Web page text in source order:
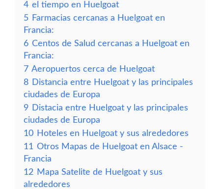
4 el tiempo en Huelgoat
5 Farmacias cercanas a Huelgoat en
Francia:
6 Centos de Salud cercanas a Huelgoat en
Francia:
7 Aeropuertos cerca de Huelgoat
8 Distancia entre Huelgoat y las principales
ciudades de Europa
9 Distacia entre Huelgoat y las principales
ciudades de Europa
10 Hoteles en Huelgoat y sus alrededores
11 Otros Mapas de Huelgoat en Alsace -
Francia
12 Mapa Satelite de Huelgoat y sus
alrededores